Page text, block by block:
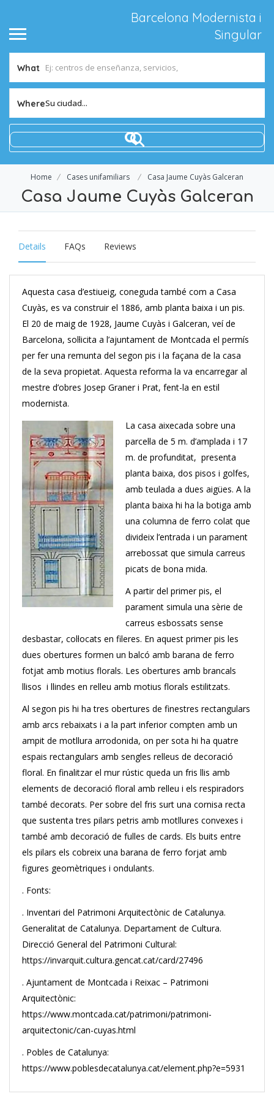
Barcelona Modernista i
Singular
What
WhereSu ciudad...
Home Cases unifamiliars Casa Jaume Cuyàs Galceran
Casa Jaume Cuyàs Galceran
Details FAQs Reviews
Aquesta casa d’estiueig, coneguda també com a Casa
Cuyàs, es va construir el 1886, amb planta baixa i un pis.
El 20 de maig de 1928, Jaume Cuyàs i Galceran, veí de
Barcelona, ​​sol·licita a l’ajuntament de Montcada el permís
per fer una remunta del segon pis i la façana de la casa
de la seva propietat. Aquesta reforma la va encarregar al
mestre d’obres Josep Graner i Prat, fent-la en estil
modernista.
La casa aixecada sobre una
parcel·la de 5 m. d’amplada i 17
m. de profunditat, presenta
planta baixa, dos pisos i golfes,
amb teulada a dues aigües. A la
planta baixa hi ha la botiga amb
una columna de ferro colat que
divideix l’entrada i un parament
arrebossat que simula carreus
picats de bona mida.
A partir del primer pis, el
parament simula una sèrie de
carreus esbossats sense
desbastar, col·locats en fileres. En aquest primer pis les
dues obertures formen un balcó amb barana de ferro
fotjat amb motius florals. Les obertures amb brancals
llisos i llindes en relleu amb motius florals estilitzats.
Al segon pis hi ha tres obertures de finestres rectangulars
amb arcs rebaixats i a la part inferior compten amb un
ampit de motllura arrodonida, on per sota hi ha quatre
espais rectangulars amb sengles relleus de decoració
floral. En finalitzar el mur rústic queda un fris llis amb
elements de decoració floral amb relleu i els respiradors
també decorats. Per sobre del fris surt una cornisa recta
que sustenta tres pilars petris amb motllures convexes i
també amb decoració de fulles de cards. Els buits entre
els pilars els cobreix una barana de ferro forjat amb
figures geomètriques i ondulants.
. Fonts:
. Inventari del Patrimoni Arquitectònic de Catalunya.
Generalitat de Catalunya. Departament de Cultura.
Direcció General del Patrimoni Cultural:
https://invarquit.cultura.gencat.cat/card/27496
. Ajuntament de Montcada i Reixac – Patrimoni
Arquitectònic:
https://www.montcada.cat/patrimoni/patrimoni-
arquitectonic/can-cuyas.html
. Pobles de Catalunya:
https://www.poblesdecatalunya.cat/element.php?e=5931